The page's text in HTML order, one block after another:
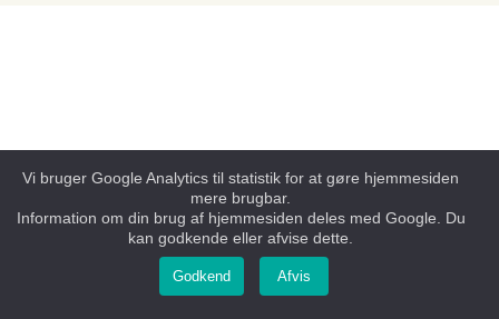
Vi bruger Google Analytics til statistik for at gøre hjemmesiden
mere brugbar.
Information om din brug af hjemmesiden deles med Google. Du
kan godkende eller afvise dette.
Godkend Afvis